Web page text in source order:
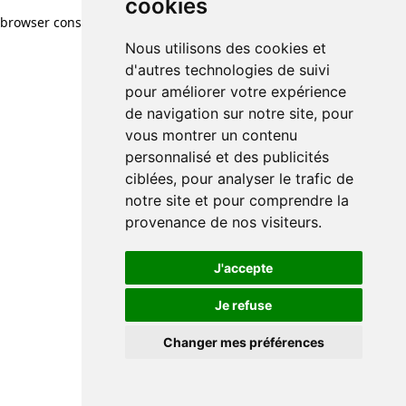
cookies
Nous utilisons des cookies et
d'autres technologies de suivi
pour améliorer votre expérience
de navigation sur notre site, pour
vous montrer un contenu
personnalisé et des publicités
ciblées, pour analyser le trafic de
notre site et pour comprendre la
provenance de nos visiteurs.
J'accepte
Je refuse
Changer mes préférences
browser console for more information)